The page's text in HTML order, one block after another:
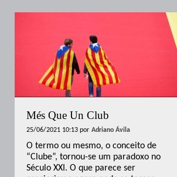
Més Que Un Club
25/06/2021 10:13 por Adriano Ávila
O termo ou mesmo, o conceito de
“Clube”, tornou-se um paradoxo no
Século XXI. O que parece ser